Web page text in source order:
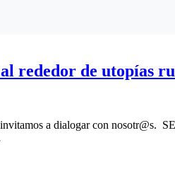
rededor de utopías
a dialogar con